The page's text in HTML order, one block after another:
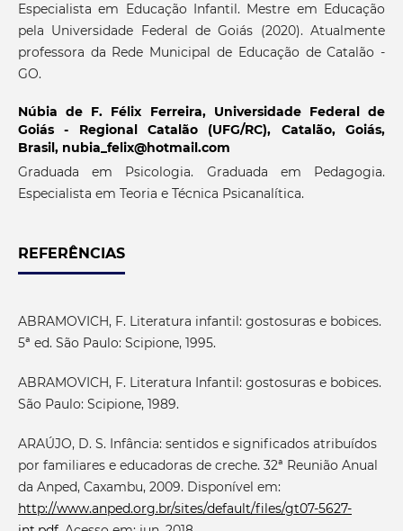
Especialista em Educação Infantil. Mestre em Educação
pela Universidade Federal de Goiás (2020). Atualmente
professora da Rede Municipal de Educação de Catalão -
GO.
Núbia de F. Félix Ferreira, Universidade Federal de
Goiás - Regional Catalão (UFG/RC), Catalão, Goiás,
Brasil, nubia_felix@hotmail.com
Graduada em Psicologia. Graduada em Pedagogia.
Especialista em Teoria e Técnica Psicanalítica.
REFERÊNCIAS
ABRAMOVICH, F. Literatura infantil: gostosuras e bobices.
5ª ed. São Paulo: Scipione, 1995.
ABRAMOVICH, F. Literatura Infantil: gostosuras e bobices.
São Paulo: Scipione, 1989.
ARAÚJO, D. S. Infância: sentidos e significados atribuídos
por familiares e educadoras de creche. 32ª Reunião Anual
da Anped, Caxambu, 2009. Disponível em:
http://www.anped.org.br/sites/default/files/gt07-5627-